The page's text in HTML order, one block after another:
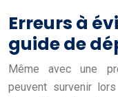
Erreurs à
guide de
Même avec une
peuvent survenir